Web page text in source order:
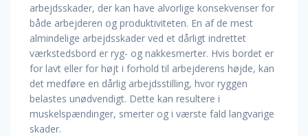
arbejdsskader, der kan have alvorlige konsekvenser for
både arbejderen og produktiviteten. En af de mest
almindelige arbejdsskader ved et dårligt indrettet
værkstedsbord er ryg- og nakkesmerter. Hvis bordet er
for lavt eller for højt i forhold til arbejderens højde, kan
det medføre en dårlig arbejdsstilling, hvor ryggen
belastes unødvendigt. Dette kan resultere i
muskelspændinger, smerter og i værste fald langvarige
skader.